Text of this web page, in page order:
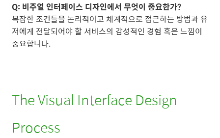
Q: 비주얼 인터페이스 디자인에서 무엇이 중요한가?
복잡한 조건들을 논리적이고 체계적으로 접근하는 방법과 유
저에게 전달되어야 할 서비스의 감성적인 경험 혹은 느낌이
중요합니다.
The Visual Interface Design
Process